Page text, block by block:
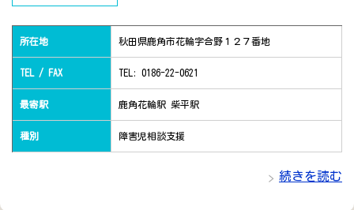
所在地 秋田県鹿角市花輪字合野１２７番地
TEL / FAX TEL: 0186-22-0621
最寄駅 鹿角花輪駅 柴平駅
種別 障害児相談支援
続きを読む